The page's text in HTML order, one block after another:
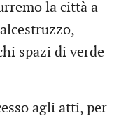
la città a
spazi di verde
agli atti, per